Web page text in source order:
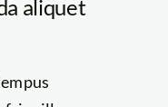
aliquet